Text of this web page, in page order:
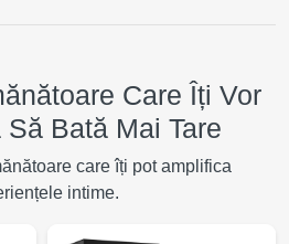
Care Îți Vor
Bată Mai Tare
care îți pot amplifica
intime.